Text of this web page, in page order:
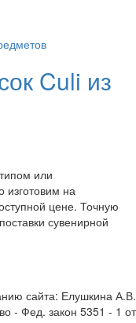
Culi из
или
изготовим на
цене. Точную
сувенирной
сайта: Елушкина А.В.
- Фед. закон 5351 - 1 от